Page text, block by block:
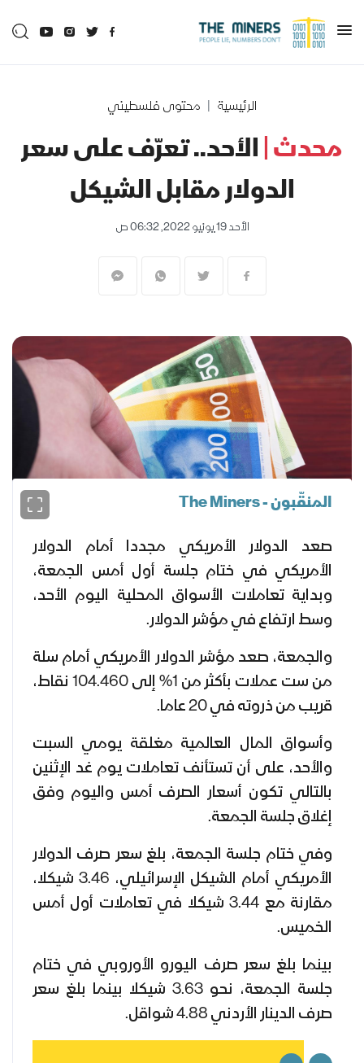
الرئيسية محتوى فلسطيني
محدث |الأحد.. تعرّف على سعر
الدولار مقابل الشيكل
الأحد 19 يونيو 2022, 06:32 ص
المنقّبون - The Miners
صعد الدولار الأمريكي مجددا أمام الدولار
الأمريكي في ختام جلسة أول أمس الجمعة،
وبداية تعاملات الأسواق المحلية اليوم الأحد،
وسط ارتفاع في مؤشر الدولار.
والجمعة، صعد مؤشر الدولار الأمريكي أمام سلة
من ست عملات بأكثر من 1% إلى 104.460 نقاط،
قريب من ذروته في 20 عاما.
وأسواق المال العالمية مغلقة يومي السبت
والأحد، على أن تستأنف تعاملات يوم غد الإثنين
بالتالي تكون أسعار الصرف أمس واليوم وفق
إغلاق جلسة الجمعة.
وفي ختام جلسة الجمعة، بلغ سعر صرف الدولار
الأمريكي أمام الشيكل الإسرائيلي، 3.46 شيكلا،
مقارنة مع 3.44 شيكلا في تعاملات أول أمس
الخميس.
بينما بلغ سعر صرف اليورو الأوروبي في ختام
جلسة الجمعة، نحو 3.63 شيكلا بينما بلغ سعر
صرف الدينار الأردني 4.88 شواقل.